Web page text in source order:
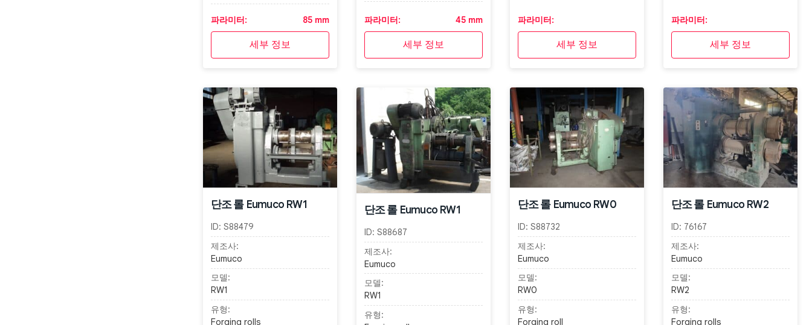
파라미터: 85 mm
세부 정보
파라미터: 45 mm
세부 정보
파라미터:
세부 정보
파라미터:
세부 정보
단조 롤 Eumuco RW1
ID: S88479
제조사:
Eumuco
모델:
RW1
유형:
Forging rolls
단조 롤 Eumuco RW1
ID: S88687
제조사:
Eumuco
모델:
RW1
유형:
단조 롤 Eumuco RW0
ID: S88732
제조사:
Eumuco
모델:
RW0
유형:
Forging roll
단조 롤 Eumuco RW2
ID: 76167
제조사:
Eumuco
모델:
RW2
유형:
Forging rolls